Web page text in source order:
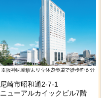
尼崎市昭和通2-7-1
ニューアルカイックビル7階